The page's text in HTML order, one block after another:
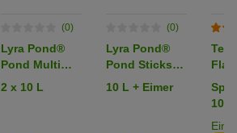
(0)
Lyra Pond®
Pond Multi
Flakes
2 x 10 L
(0)
Lyra Pond®
Pond Sticks
Fischfutter
10 L + Eimer